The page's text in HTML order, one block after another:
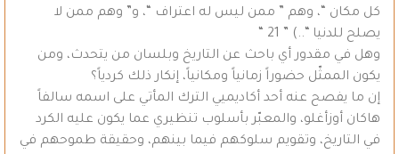
كل مكان “، وهم ” ممن ليس له اعتراف “، و” وهم ممن لا
يصلح للدنيا “..) ” 21 “
وهل في مقدور أي باحث عن التاريخ وبلسان من يتحدث، ومن
يكون الممثّل حضوراً زمانياً ومكانياً، إنكار ذلك كردياً؟
إن ما يفصح عنه أحد أكاديميي الترك المأتي على اسمه سالفاً
هاكان أوزأغلو، والمعبّر بأسلوب تنظيري عما يكون عليه الكرد
في التاريخ، وتقويم سلوكهم فيما بينهم، وحقيقة طموحهم في